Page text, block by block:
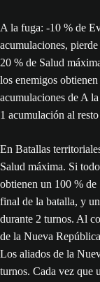
A la fuga: -10 % de
acumulaciones,
20 % de Salud
los enemigos
acumulaciones de A
1 acumulación al
En Batallas
Salud máxima. Si
obtienen un 100 %
final de la batalla, y
durante 2 turnos. Al
de la Nueva
Los aliados de la
turnos. Cada vez que